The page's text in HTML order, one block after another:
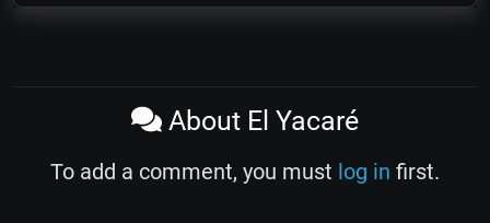
About El Yacaré
To add a comment, you must log in first.